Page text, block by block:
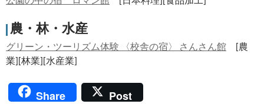
農・林・水産
グリーン・ツーリズム体験 〈校舎の宿〉 さんさん館 [農
業][林業][水産業]
Share Post